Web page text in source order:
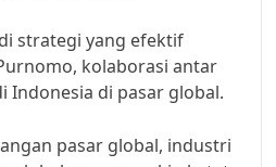
strategi yang efektif
kolaborasi antar
di pasar global.
pasar global, industri